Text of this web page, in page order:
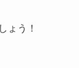
ょう！